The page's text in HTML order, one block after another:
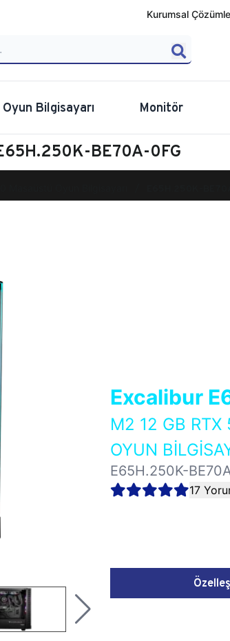
Kurumsal
Oyun Bilgisayarı Monitör
BE70A-0FG
Excalibur
M2 12 GB RTX
OYUN
E65H.250K-
17